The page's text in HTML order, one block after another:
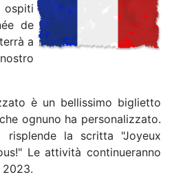
de
a
è un bellissimo biglietto
ognuno ha personalizzato.
la scritta "Joyeux
Le attività continueranno